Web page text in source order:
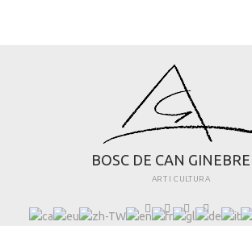
BOSC DE CAN GIN EBRE
ART I CULTURA